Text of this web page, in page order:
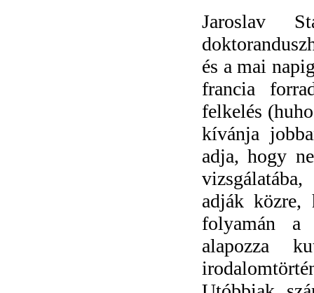
Jaroslav
és a mai
francia
felkelés
kívánja
adja, hogy
adják közre,
folyamán a
alapozza